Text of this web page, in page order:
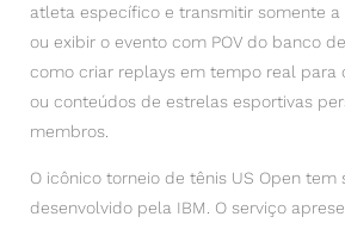
atleta específico e transmitir somente a
ou exibir o evento com POV do banco
como criar replays em tempo real para
ou conteúdos de estrelas esportivas
membros.
O icônico torneio de tênis US Open tem
desenvolvido pela IBM. O serviço